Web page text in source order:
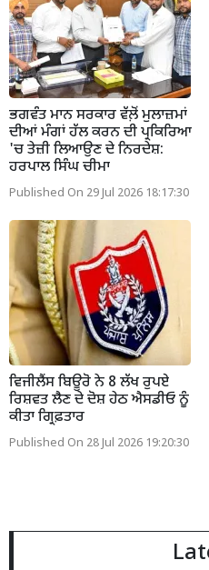
ਭਗਵੰਤ ਮਾਨ ਸਰਕਾਰ ਵੱਲ਼ੋਂ ਮੁਲਾਜ਼ਮਾਂ
ਦੀਆਂ ਮੰਗਾਂ ਹੱਲ ਕਰਨ ਦੀ ਪ੍ਰਕਿਰਿਆ
'ਚ ਤੇਜ਼ੀ ਲਿਆਉਣ ਦੇ ਨਿਰਦੇਸ਼:
ਹਰਪਾਲ ਸਿੰਘ ਚੀਮਾ
Published On 29 Jul 2026 18:17:30
ਵਿਜੀਲੈਂਸ ਬਿਊਰੋ ਨੇ 8 ਲੱਖ ਰੁਪਏ
ਰਿਸ਼ਵਤ ਲੈਣ ਦੇ ਦੋਸ਼ ਹੇਠ ਐਸਡੀਓ ਨੂੰ
ਕੀਤਾ ਗ੍ਰਿਫ਼ਤਾਰ
Published On 28 Jul 2026 19:20:30